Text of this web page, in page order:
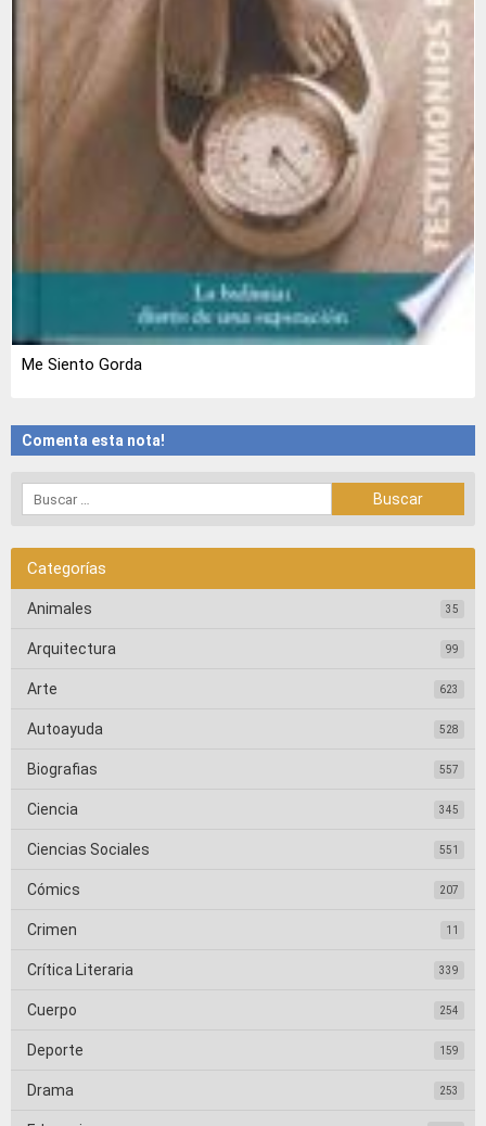
Me Siento Gorda
Comenta esta nota!
Categorías
Animales 35
Arquitectura 99
Arte 623
Autoayuda 528
Biografias 557
Ciencia 345
Ciencias Sociales 551
Cómics 207
Crimen 11
Crítica Literaria 339
Cuerpo 254
Deporte 159
Drama 253